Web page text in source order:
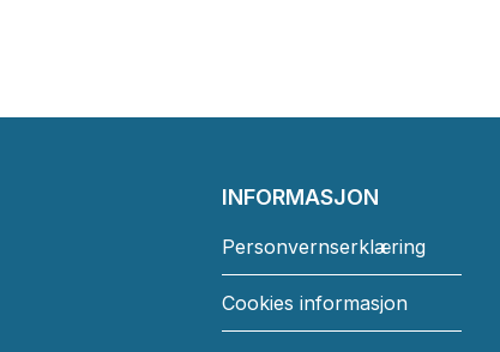
INFORMASJON
Personvernserklæring
Cookies informasjon